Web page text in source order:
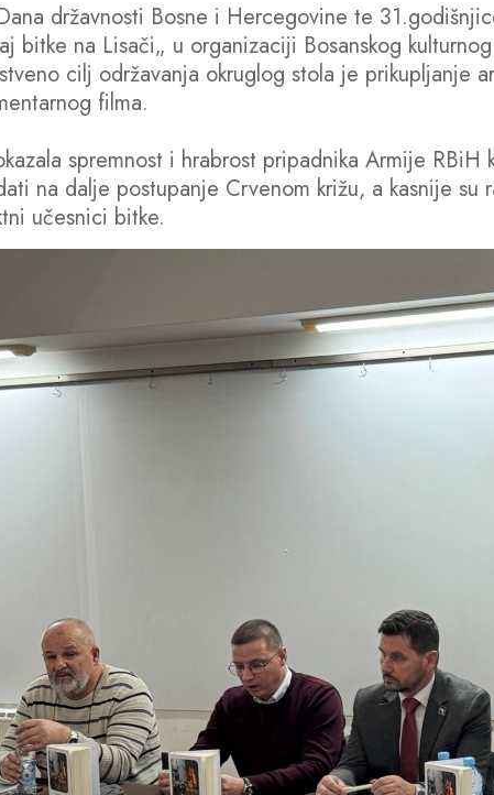
državnosti Bosne i Hercegovine te
bitke na Lisači„ u organizaciji Bosanskog
cilj održavanja okruglog stola je prikupljanje
filma.
spremnost i hrabrost pripadnika Armije
na dalje postupanje Crvenom križu, a kasnije
učesnici bitke.